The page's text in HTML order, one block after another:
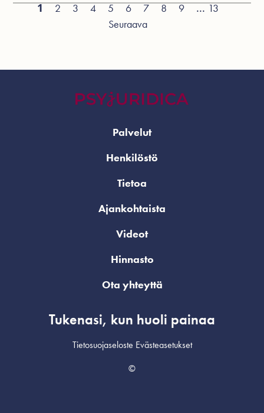
1 2 3 4 5 6 7 8 9 ... 13
Seuraava
Palvelut
Henkilöstö
Tietoa
Ajankohtaista
Videot
Hinnasto
Ota yhteyttä
Tukenasi, kun huoli painaa
Tietosuojaseloste Evästeasetukset
©